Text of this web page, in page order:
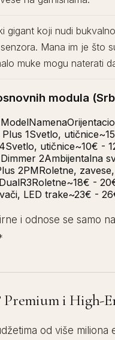
gigant koji nudi
Mana im je što
muke mogu naterati
modula
1Svetlo,
utičnice~10€ -
2Ambijentalna
2PMRoletne,
-
LED trake~23€ -
i odnose se samo
Premium i High-
od više miliona